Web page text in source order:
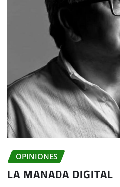
OPINIONES
LA MANADA DIGITAL